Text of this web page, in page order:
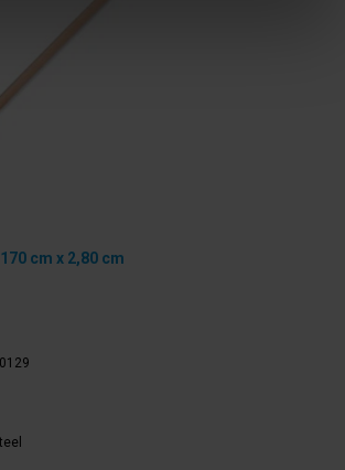
cm x 2,80 cm